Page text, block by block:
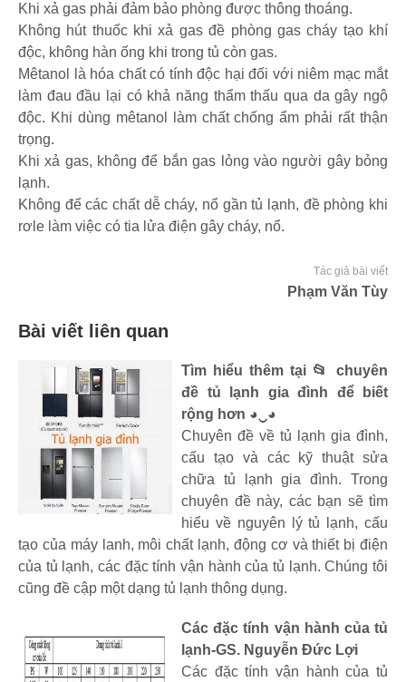
Khi xả gas phải đảm bảo phòng được thông thoáng.
Không hút thuốc khi xả gas đề phòng gas cháy tạo khí
độc, không hàn ống khi trong tủ còn gas.
Mêtanol là hóa chất có tính độc hại đối với niêm mạc mắt
làm đau đầu lại có khả năng thẩm thấu qua da gây ngộ
độc. Khi dùng mêtanol làm chất chống ẩm phải rất thận
trọng.
Khi xả gas, không để bắn gas lỏng vào người gây bỏng
lạnh.
Không để các chất dễ cháy, nổ gần tủ lạnh, đề phòng khi
rơle làm việc có tia lửa điện gây cháy, nổ.
Tác giả bài viết
Phạm Văn Tùy
Bài viết liên quan
Tìm hiểu thêm tại 📂 chuyên
đề tủ lạnh gia đình để biết
rộng hơn ◕‿◕
Chuyên đề về tủ lạnh gia đình,
cấu tạo và các kỹ thuật sửa
chữa tủ lạnh gia đình. Trong
chuyên đề này, các bạn sẽ tìm
hiểu về nguyên lý tủ lạnh, cấu
tạo của máy lanh, môi chất lạnh, động cơ và thiết bị điện
của tủ lạnh, các đặc tính vận hành của tủ lạnh. Chúng tôi
cũng đề cập một dạng tủ lạnh thông dụng.
Các đặc tính vận hành của tủ
lạnh-GS. Nguyễn Đức Lợi
Các đặc tính vận hành của tủ